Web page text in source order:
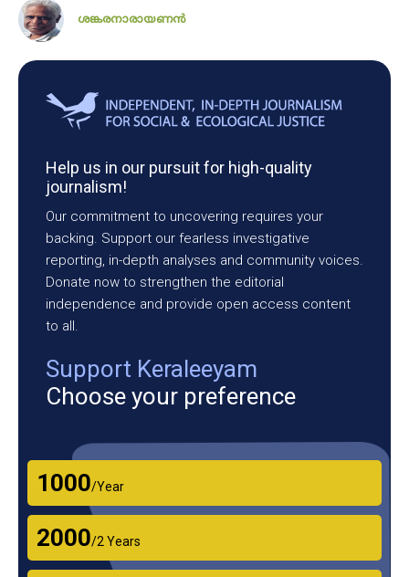
ശങ്കരനാരായണൻ
Help us in our pursuit for high-quality
journalism!
Our commitment to uncovering requires your
backing. Support our fearless investigative
reporting, in-depth analyses and community voices.
Donate now to strengthen the editorial
independence and provide open access content
to all.
Support Keraleeyam
Choose your preference
₹1000/Year
₹2000/2 Years